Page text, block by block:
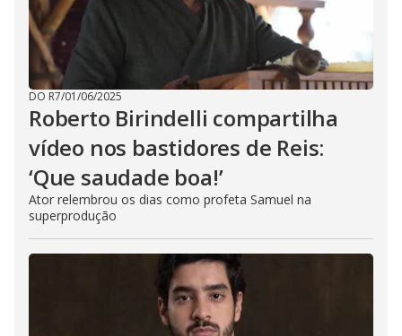
DO R7/01/06/2025
Roberto Birindelli compartilha
vídeo nos bastidores de Reis:
‘Que saudade boa!’
Ator relembrou os dias como profeta Samuel na
superprodução